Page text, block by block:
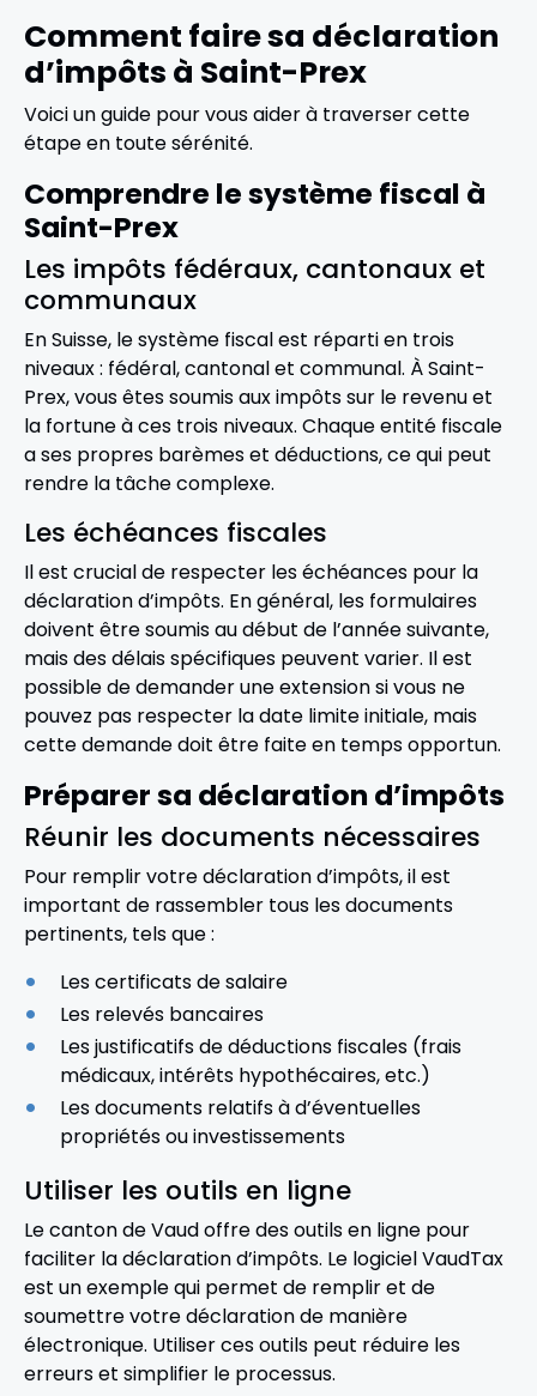
Comment faire sa déclaration
d’impôts à Saint-Prex
Voici un guide pour vous aider à traverser cette
étape en toute sérénité.
Comprendre le système fiscal à
Saint-Prex
Les impôts fédéraux, cantonaux et
communaux
En Suisse, le système fiscal est réparti en trois
niveaux : fédéral, cantonal et communal. À Saint-
Prex, vous êtes soumis aux impôts sur le revenu et
la fortune à ces trois niveaux. Chaque entité fiscale
a ses propres barèmes et déductions, ce qui peut
rendre la tâche complexe.
Les échéances fiscales
Il est crucial de respecter les échéances pour la
déclaration d’impôts. En général, les formulaires
doivent être soumis au début de l’année suivante,
mais des délais spécifiques peuvent varier. Il est
possible de demander une extension si vous ne
pouvez pas respecter la date limite initiale, mais
cette demande doit être faite en temps opportun.
Préparer sa déclaration d’impôts
Réunir les documents nécessaires
Pour remplir votre déclaration d’impôts, il est
important de rassembler tous les documents
pertinents, tels que :
Les certificats de salaire
Les relevés bancaires
Les justificatifs de déductions fiscales (frais
médicaux, intérêts hypothécaires, etc.)
Les documents relatifs à d’éventuelles
propriétés ou investissements
Utiliser les outils en ligne
Le canton de Vaud offre des outils en ligne pour
faciliter la déclaration d’impôts. Le logiciel VaudTax
est un exemple qui permet de remplir et de
soumettre votre déclaration de manière
électronique. Utiliser ces outils peut réduire les
erreurs et simplifier le processus.